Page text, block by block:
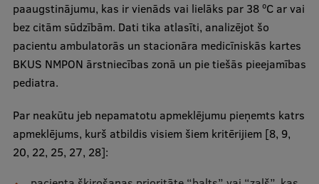
paaugstinājumu, kas ir vienāds vai lielāks par 38 ºC ar vai
bez citām sūdzībām. Dati tika atlasīti, analizējot šo
pacientu ambulatorās un stacionāra medicīniskās kartes
BKUS NMPON ārstniecības zonā un pie tiešās pieejamības
pediatra.
Par neakūtu jeb nepamatotu apmeklējumu pieņemts katrs
apmeklējums, kurš atbildis visiem šiem kritērijiem [8, 9,
20, 22, 25, 27, 28]: